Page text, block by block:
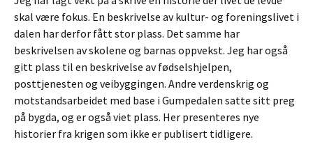
skal være fokus. En beskrivelse av kultur- og foreningslivet i
dalen har derfor fått stor plass. Det samme har
beskrivelsen av skolene og barnas oppvekst. Jeg har også
gitt plass til en beskrivelse av fødselshjelpen,
posttjenesten og veibyggingen. Andre verdenskrig og
motstandsarbeidet med base i Gumpedalen satte sitt preg
på bygda, og er også viet plass. Her presenteres nye
historier fra krigen som ikke er publisert tidligere.